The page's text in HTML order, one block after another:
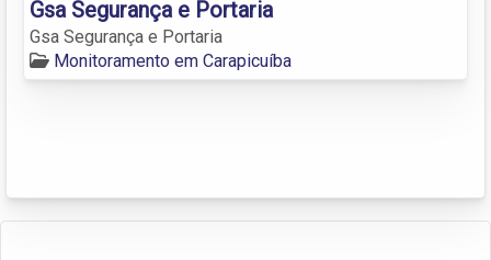
Gsa Segurança e Portaria
Gsa Segurança e Portaria
Monitoramento em Carapicuíba